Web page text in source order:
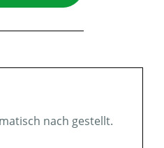
nach gestellt.